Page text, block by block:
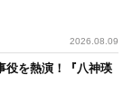
2026.08.09
役を熱演！『八神瑛